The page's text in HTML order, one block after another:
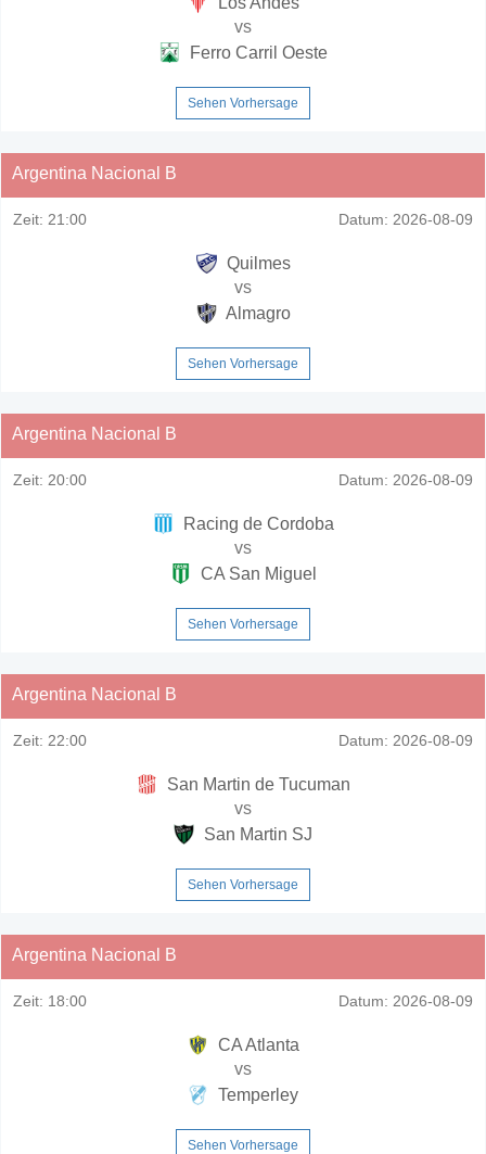
vs
Ferro Carril Oeste
Sehen Vorhersage
Argentina Nacional B
Zeit: 21:00 Datum: 2026-08-09
Quilmes
vs
Almagro
Sehen Vorhersage
Argentina Nacional B
Zeit: 20:00 Datum: 2026-08-09
Racing de Cordoba
vs
CA San Miguel
Sehen Vorhersage
Argentina Nacional B
Zeit: 22:00 Datum: 2026-08-09
San Martin de Tucuman
vs
San Martin SJ
Sehen Vorhersage
Argentina Nacional B
Zeit: 18:00 Datum: 2026-08-09
CA Atlanta
vs
Temperley
Sehen Vorhersage